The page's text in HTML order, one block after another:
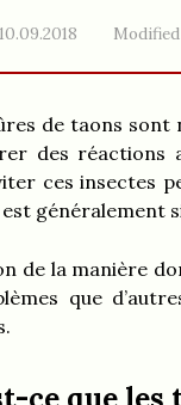
10.09.2018
de taons sont
des réactions
ces insectes
généralement
de la manière
que